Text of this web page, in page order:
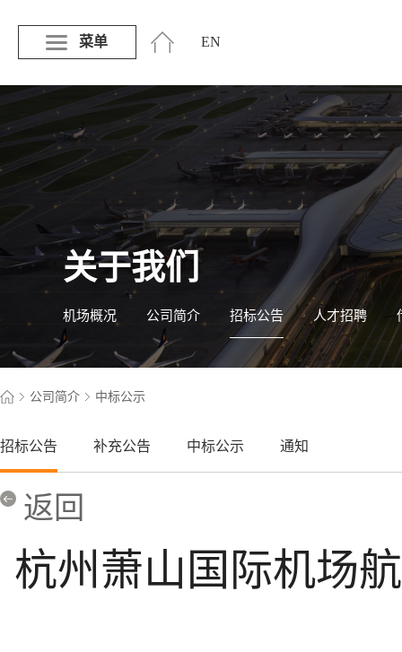
菜单 EN
关于我们
机场概况 公司简介 招标公告 人才招聘
公司简介 中标公示
招标公告 补充公告 中标公示 通知
返回
杭州萧山国际机场